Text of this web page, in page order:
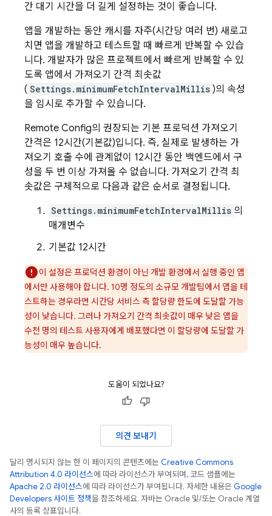
간 대기 시간을 더 길게 설정하는 것이 좋습니다.
앱을 개발하는 동안 캐시를 자주(시간당 여러 번) 새로고
치면 앱을 개발하고 테스트할 때 빠르게 반복할 수 있습
니다. 개발자가 많은 프로젝트에서 빠르게 반복할 수 있
도록 앱에서 가져오기 간격 최솟값
( Settings.minimumFetchIntervalMillis )의 속성
을 임시로 추가할 수 있습니다.
Remote Config의 권장되는 기본 프로덕션 가져오기
간격은 12시간(기본값)입니다. 즉, 실제로 발생하는 가
져오기 호출 수에 관계없이 12시간 동안 백엔드에서 구
성을 두 번 이상 가져올 수 없습니다. 가져오기 간격 최
솟값은 구체적으로 다음과 같은 순서로 결정됩니다.
Settings.minimumFetchIntervalMillis 의
매개변수
기본값 12시간
이 설정은 프로덕션 환경이 아닌 개발 환경에서 실행 중인 앱
에서만 사용해야 합니다. 10명 정도의 소규모 개발팀에서 앱을 테
스트하는 경우라면 시간당 서비스 측 할당량 한도에 도달할 가능
성이 낮습니다. 그러나 가져오기 간격 최솟값이 매우 낮은 앱을
수천 명의 테스트 사용자에게 배포했다면 이 할당량에 도달할 가
능성이 매우 높습니다.
도움이 되었나요?
의견 보내기
달리 명시되지 않는 한 이 페이지의 콘텐츠에는 Creative Commons
Attribution 4.0 라이선스에 따라 라이선스가 부여되며, 코드 샘플에는
Apache 2.0 라이선스에 따라 라이선스가 부여됩니다. 자세한 내용은 Google
Developers 사이트 정책을 참조하세요. 자바는 Oracle 및/또는 Oracle 계열
사의 등록 상표입니다.